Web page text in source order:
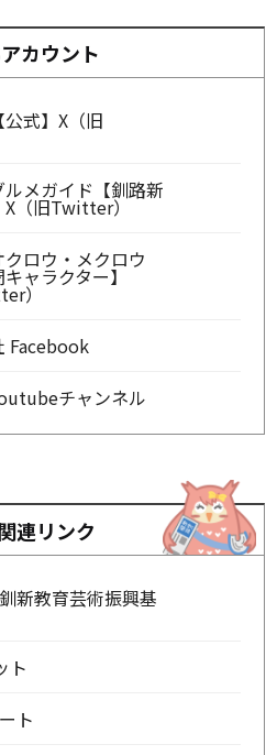
カウント
式】X（旧
メガイド【釧路新
X（旧Twitter）
クロウ・メクロウ
キャラクター】
）
Facebook
チャンネル
連リンク
新教育芸術振興基
ト
ト